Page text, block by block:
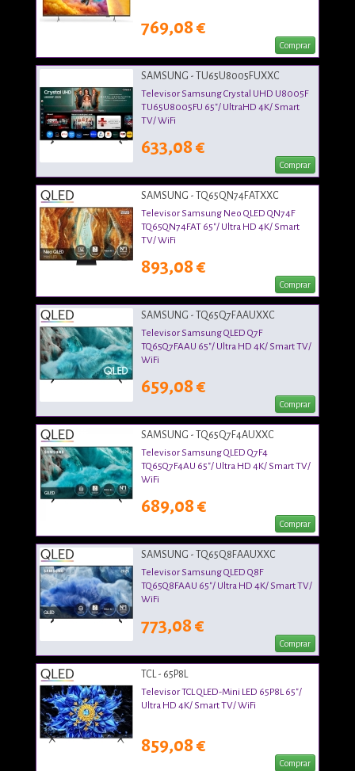
769,08 €
Comprar
SAMSUNG - TU65U8005FUXXC
Televisor Samsung Crystal UHD U8005F
TU65U8005FU 65"/ UltraHD 4K/ Smart
TV/ WiFi
633,08 €
Comprar
SAMSUNG - TQ65QN74FATXXC
Televisor Samsung Neo QLED QN74F
TQ65QN74FAT 65"/ Ultra HD 4K/ Smart
TV/ WiFi
893,08 €
Comprar
SAMSUNG - TQ65Q7FAAUXXC
Televisor Samsung QLED Q7F
TQ65Q7FAAU 65"/ Ultra HD 4K/ Smart TV/
WiFi
659,08 €
Comprar
SAMSUNG - TQ65Q7F4AUXXC
Televisor Samsung QLED Q7F4
TQ65Q7F4AU 65"/ Ultra HD 4K/ Smart TV/
WiFi
689,08 €
Comprar
SAMSUNG - TQ65Q8FAAUXXC
Televisor Samsung QLED Q8F
TQ65Q8FAAU 65"/ Ultra HD 4K/ Smart TV/
WiFi
773,08 €
Comprar
TCL - 65P8L
Televisor TCL QLED-Mini LED 65P8L 65"/
Ultra HD 4K/ Smart TV/ WiFi
859,08 €
Comprar